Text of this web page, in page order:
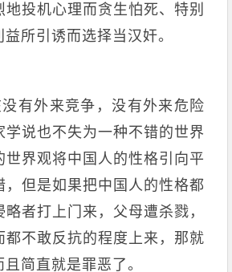
投机心理而贪生怕死、特别
所引诱而选择当汉奸。
外来竞争，没有外来危险
学说也不失为一种不错的世界
世界观将中国人的性格引向平
，但是如果把中国人的性格都
者打上门来，父母遭杀戮，
都不敢反抗的程度上来，那就
简直就是罪恶了。